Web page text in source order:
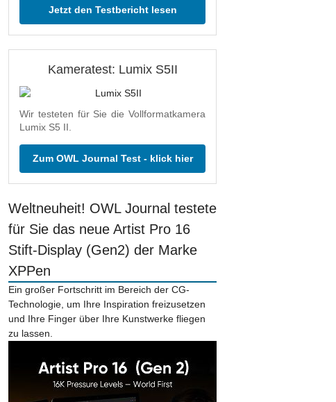
Jetzt den Testbericht lesen
Kameratest: Lumix S5II
Wir testeten für Sie die Vollformatkamera
Lumix S5 II.
Zum OWL Journal Test - klick hier
Weltneuheit! OWL Journal testete
für Sie das neue Artist Pro 16
Stift-Display (Gen2) der Marke
XPPen
Ein großer Fortschritt im Bereich der CG-
Technologie, um Ihre Inspiration freizusetzen
und Ihre Finger über Ihre Kunstwerke fliegen
zu lassen.